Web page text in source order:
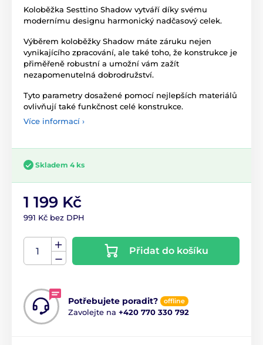
Koloběžka Sesttino Shadow vytváří díky svému
modernímu designu harmonický nadčasový celek.
Výběrem koloběžky Shadow máte záruku nejen
vynikajícího zpracování, ale také toho, že konstrukce je
přiměřeně robustní a umožní vám zažít
nezapomenutelná dobrodružství.
Tyto parametry dosažené pomocí nejlepších materiálů
ovlivňují také funkčnost celé konstrukce.
Více informací ›
Skladem 4 ks
1 199 Kč
991 Kč bez DPH
Přidat do košíku
Potřebujete poradit? offline
Zavolejte na +420 770 330 792